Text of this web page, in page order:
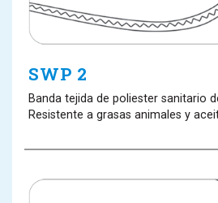
SWP 2
Banda tejida de poliester sanitario
Resistente a grasas animales y